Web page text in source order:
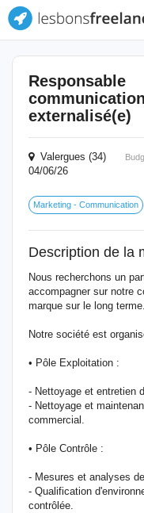
Responsable
communication
externalisé(e)
Valergues (34)
04/06/26
Marketing - Communication
Description de la
Nous recherchons un
accompagner sur notre
marque sur le long terme.
Notre société est
• Pôle Exploitation :
- Nettoyage et entretien
- Nettoyage et
commercial.
• Pôle Contrôle :
- Mesures et analyses
- Qualification
contrôlée.